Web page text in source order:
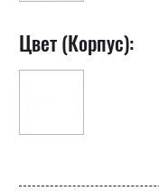
Цвет (Корпус):